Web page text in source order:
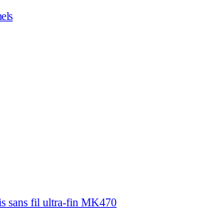
sans fil ultra-fin MK470